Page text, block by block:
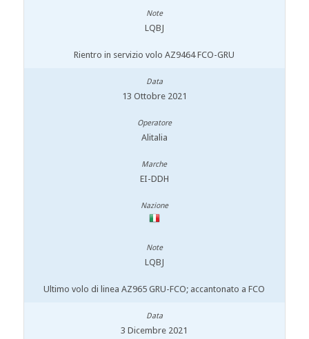
LQBJ
Rientro in servizio volo AZ9464 FCO-GRU
13 Ottobre 2021
Alitalia
EI-DDH
LQBJ
Ultimo volo di linea AZ965 GRU-FCO; accantonato a FCO
3 Dicembre 2021